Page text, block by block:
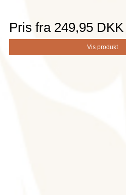
Pris fra 249,95 DKK
Vis produkt